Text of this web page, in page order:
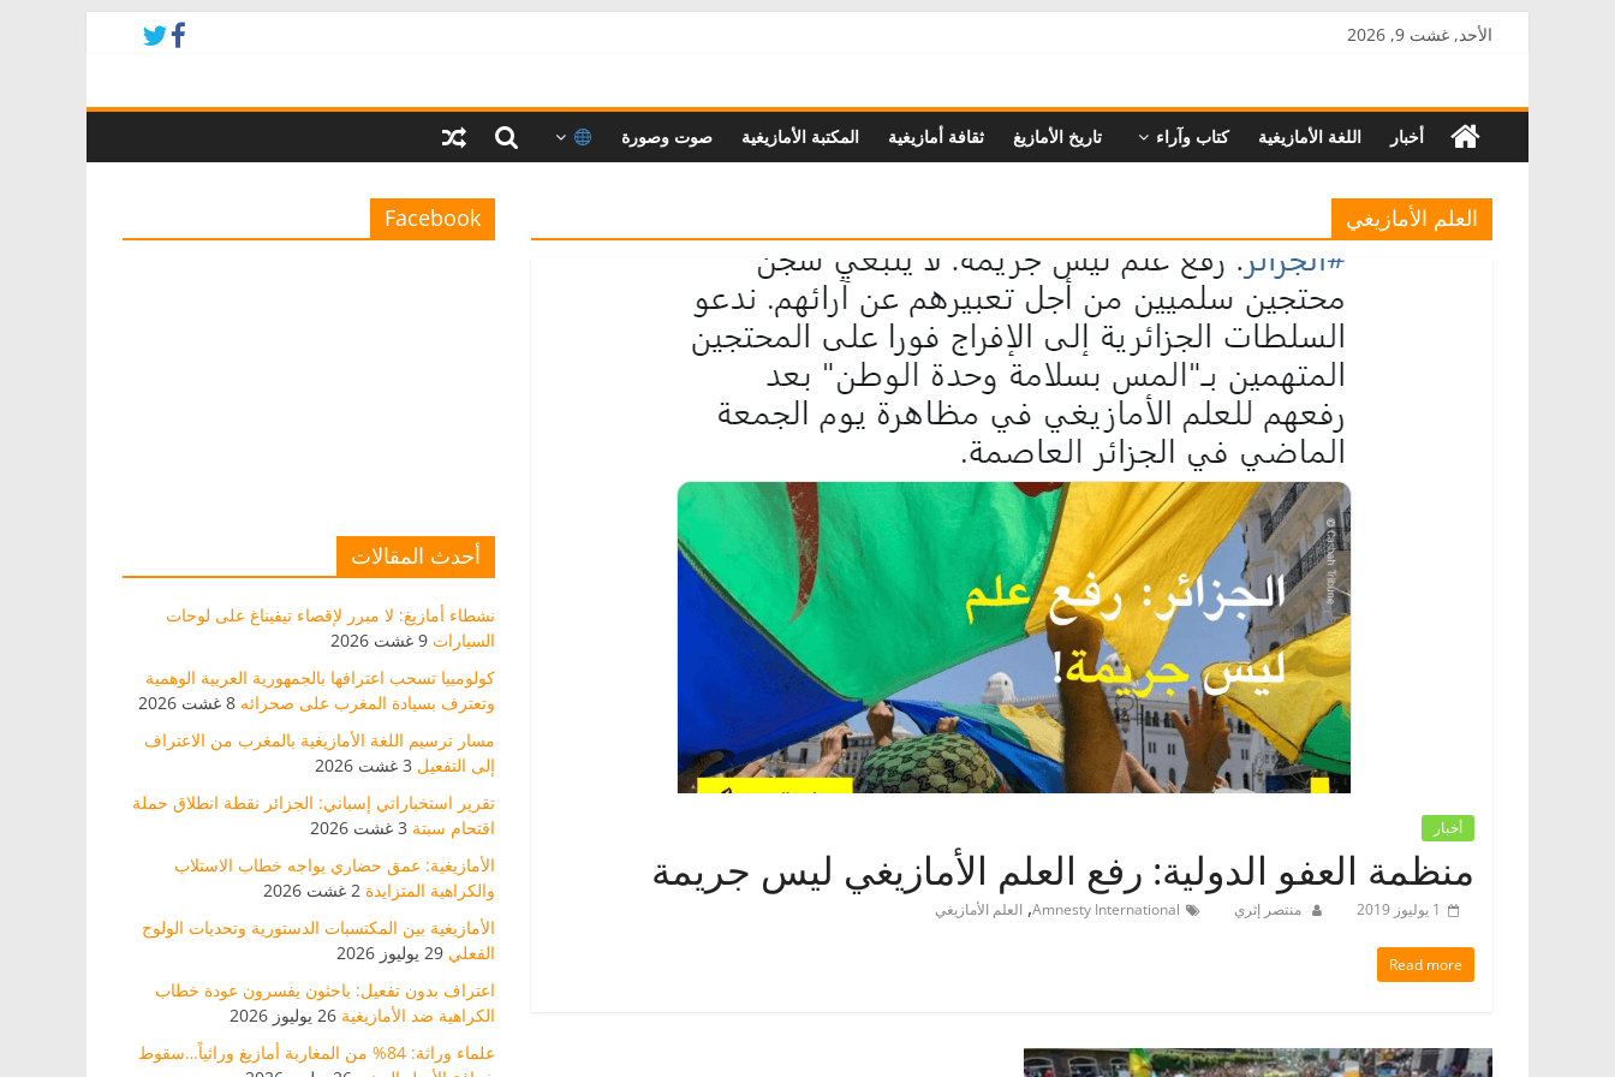
الأحد, غشت 9, 2026
AkalPress
منبر
المغرب
أخبار اللغة الأمازيغية كتاب وآراء تاريخ الأمازيغ ثقافة أمازيغية المكتبة الأمازيغية صوت وصورة
العلم الأمازيغي
أخبار
منظمة العفو الدولية: رفع العلم الأمازيغي ليس جريمة
1 يوليوز 2019 منتصر إثري Amnesty International
, العلم الأمازيغي
Read more
Facebook
أحدث المقالات
نشطاء أمازيغ: لا مبرر لإقصاء تيفيناغ على لوحات
السيارات 9 غشت 2026
كولومبيا تسحب اعترافها بالجمهورية العربية الوهمية
وتعترف بسيادة المغرب على صحرائه 8 غشت 2026
مسار ترسيم اللغة الأمازيغية بالمغرب من الاعتراف
إلى التفعيل 3 غشت 2026
تقرير استخباراتي إسباني: الجزائر نقطة انطلاق حملة
اقتحام سبتة 3 غشت 2026
الأمازيغية: عمق حضاري يواجه خطاب الاستلاب
والكراهية المتزايدة 2 غشت 2026
الأمازيغية بين المكتسبات الدستورية وتحديات الولوج
الفعلي 29 يوليوز 2026
اعتراف بدون تفعيل: باحثون يفسرون عودة خطاب
الكراهية ضد الأمازيغية 26 يوليوز 2026
علماء وراثة: 84% من المغاربة أمازيغ وراثياً…سقوط